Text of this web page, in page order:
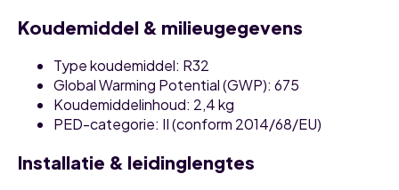
Koudemiddel & milieugegevens
Type koudemiddel: R32
Global Warming Potential (GWP): 675
Koudemiddelinhoud: 2,4 kg
PED-categorie: II (conform 2014/68/EU)
Installatie & leidinglengtes